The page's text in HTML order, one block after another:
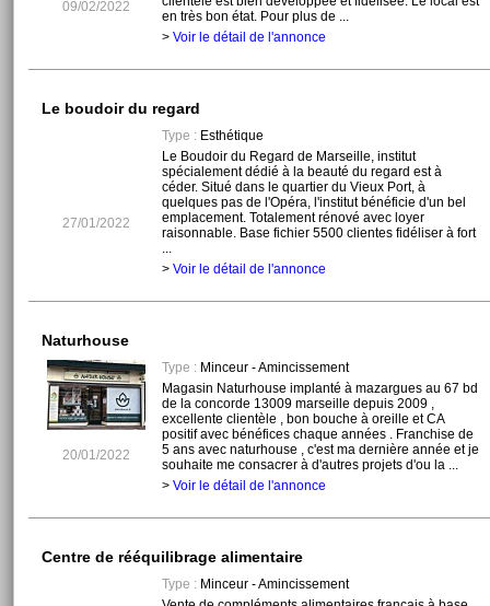
09/02/2022
en très bon état. Pour plus de ...
> Voir le détail de l'annonce
Le boudoir du regard
27/01/2022
Type :Esthétique
Le Boudoir du Regard de Marseille, institut
spécialement dédié à la beauté du regard est à
céder. Situé dans le quartier du Vieux Port, à
quelques pas de l'Opéra, l'institut bénéficie d'un bel
emplacement. Totalement rénové avec loyer
raisonnable. Base fichier 5500 clientes fidéliser à fort
...
> Voir le détail de l'annonce
Naturhouse
20/01/2022
Type :Minceur - Amincissement
Magasin Naturhouse implanté à mazargues au 67 bd
de la concorde 13009 marseille depuis 2009 ,
excellente clientèle , bon bouche à oreille et CA
positif avec bénéfices chaque années . Franchise de
5 ans avec naturhouse , c'est ma dernière année et je
souhaite me consacrer à d'autres projets d'ou la ...
> Voir le détail de l'annonce
Centre de rééquilibrage alimentaire
Type :Minceur - Amincissement